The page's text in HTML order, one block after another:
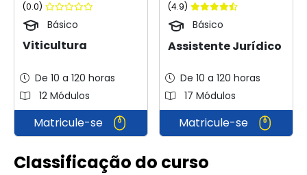
(0.0)
Básico
Viticultura
De 10 a 120 horas
12 Módulos
Matricule-se
(4.9)
Básico
Assistente Jurídico
De 10 a 120 horas
17 Módulos
Matricule-se
Classificação do curso